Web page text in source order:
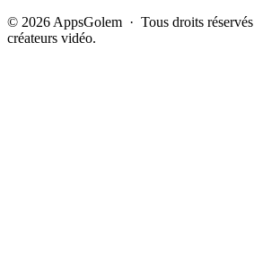
© 2026 AppsGolem · Tous droits réservés
créateurs vidéo.